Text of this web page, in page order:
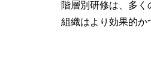
階層別研修は、多く
組織はより効果的か